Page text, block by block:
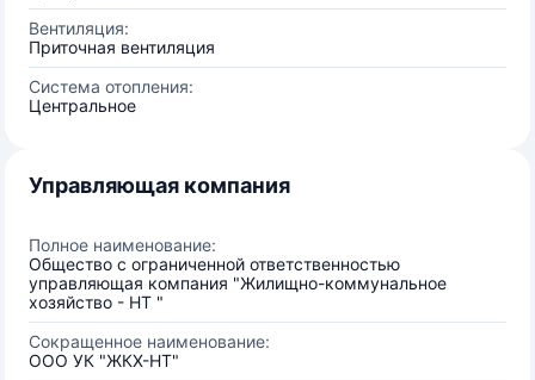
Вентиляция:
Приточная вентиляция
Система отопления:
Центральное
Управляющая компания
Полное наименование:
Общество с ограниченной ответственностью
управляющая компания "Жилищно-коммунальное
хозяйство - НТ "
Сокращенное наименование:
ООО УК "ЖКХ-НТ"